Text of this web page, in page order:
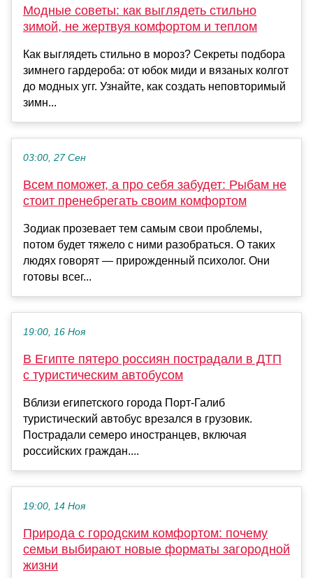
Модные советы: как выглядеть стильно
зимой, не жертвуя комфортом и теплом
Как выглядеть стильно в мороз? Секреты подбора
зимнего гардероба: от юбок миди и вязаных колгот
до модных угг. Узнайте, как создать неповторимый
зимн...
03:00, 27 Сен
Всем поможет, а про себя забудет: Рыбам не
стоит пренебрегать своим комфортом
Зодиак прозевает тем самым свои проблемы,
потом будет тяжело с ними разобраться. О таких
людях говорят — прирожденный психолог. Они
готовы всег...
19:00, 16 Ноя
В Египте пятеро россиян пострадали в ДТП
с туристическим автобусом
Вблизи египетского города Порт-Галиб
туристический автобус врезался в грузовик.
Пострадали семеро иностранцев, включая
российских граждан....
19:00, 14 Ноя
Природа с городским комфортом: почему
семьи выбирают новые форматы загородной
жизни